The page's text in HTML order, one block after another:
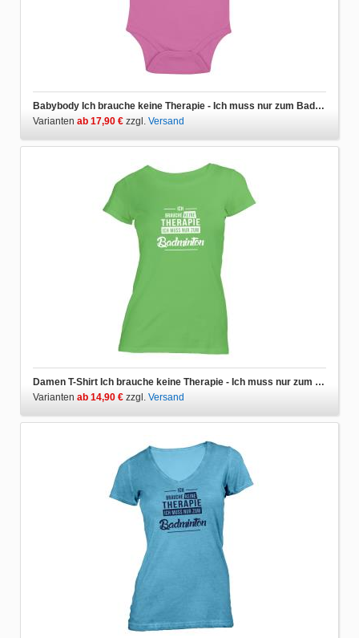
Babybody Ich brauche keine Therapie - Ich muss nur zum Badminton
Varianten ab 17,90 € zzgl. Versand
Damen T-Shirt Ich brauche keine Therapie - Ich muss nur zum Badminton
Varianten ab 14,90 € zzgl. Versand